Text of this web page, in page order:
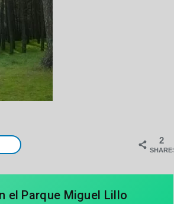
2
SHARES
el Parque Miguel Lillo